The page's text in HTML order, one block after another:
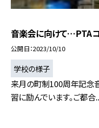
音楽会に向けて…PTA
公開日 2023/10/10
学校の様子
来月の町制100周年記念
習に励んでいます。ご都合